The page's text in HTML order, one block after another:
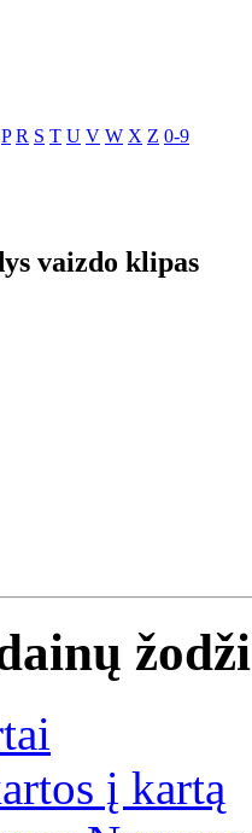
P R S T U V W X Z 0-9
vaizdo klipas
į kartą